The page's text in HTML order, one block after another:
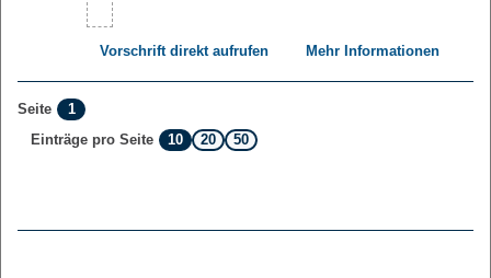
Vorschrift direkt aufrufen Mehr Informationen
Seite
1
Einträge pro Seite
10 20 50